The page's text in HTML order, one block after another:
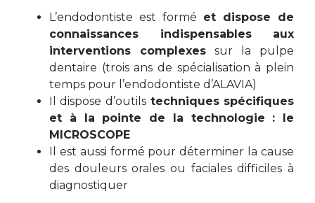
L’endodontiste est formé et dispose de
connaissances indispensables aux
interventions complexes sur la pulpe
dentaire (trois ans de spécialisation à plein
temps pour l’endodontiste d’ALAVIA)
Il dispose d’outilstechniques spécifiques
et à la pointe de la technologie : le
MICROSCOPE
Il est aussi formé pour déterminer la cause
des douleurs orales ou faciales difficiles à
diagnostiquer